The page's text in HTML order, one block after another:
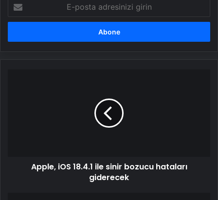
posta
adresinizi
Apple, iOS 18.4.1 ile sinir bozucu hataları
giderecek